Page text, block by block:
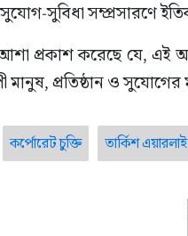
সুবিধা সম্প্রসারণে
প্রকাশ করেছে যে, এই
মানুষ, প্রতিষ্ঠান ও
কর্পোরেট চুক্তি তার্কিশ